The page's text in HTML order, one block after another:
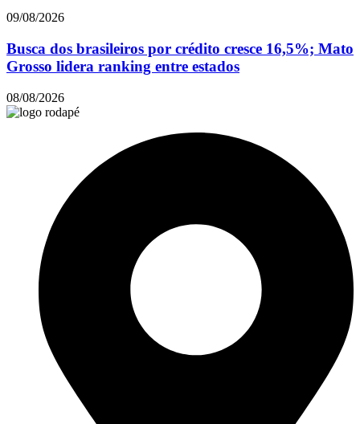
09/08/2026
Busca dos brasileiros por crédito cresce 16,5%; Mato
Grosso lidera ranking entre estados
08/08/2026